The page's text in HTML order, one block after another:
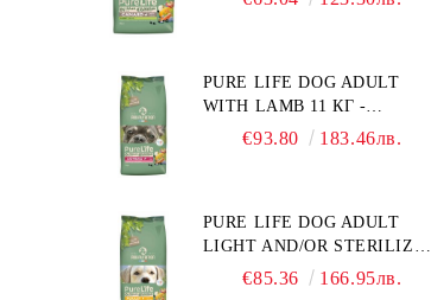
С ТЕГЛО ПОД 10 КГ, С
ПАТИЦА. БЕЗ ЗЪРНО, БЕЗ
ГЛУТЕН. ПРОИЗВЕДЕНА
PURE LIFE DOG ADULT
WITH LAMB 11 КГ -
ПЪЛНОЦЕННА ХРАНА ЗА
ПОДХОДЯЩА ЗА КУЧЕТА
ОТ ВСИЧКИ ПОРОДИ НА
ВЪЗРАСТ НАД 1 ГОДИНА.
€93.80 183.46лв.
PURE LIFE DOG ADULT
LIGHT AND/OR STERILIZED
WITH CHICKEN 12 КГ -
€85.36 166.95лв.